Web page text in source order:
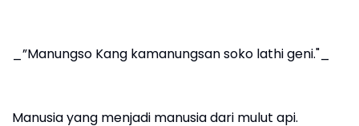
_”Manungso Kang kamanungsan soko lathi geni."_
Manusia yang menjadi manusia dari mulut api.